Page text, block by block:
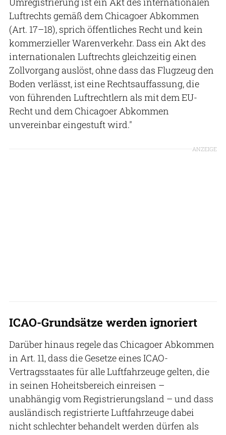
Luftrechts gemäß dem Chicagoer Abkommen
(Art. 17–18), sprich öffentliches Recht und kein
kommerzieller Warenverkehr. Dass ein Akt des
internationalen Luftrechts gleichzeitig einen
Zollvorgang auslöst, ohne dass das Flugzeug den
Boden verlässt, ist eine Rechtsauffassung, die
von führenden Luftrechtlern als mit dem EU-
Recht und dem Chicagoer Abkommen
unvereinbar eingestuft wird."
ANZEIGE
ICAO-Grundsätze werden ignoriert
Darüber hinaus regele das Chicagoer Abkommen
in Art. 11, dass die Gesetze eines ICAO-
Vertragsstaates für alle Luftfahrzeuge gelten, die
in seinen Hoheitsbereich einreisen –
unabhängig vom Registrierungsland – und dass
ausländisch registrierte Luftfahrzeuge dabei
nicht schlechter behandelt werden dürfen als